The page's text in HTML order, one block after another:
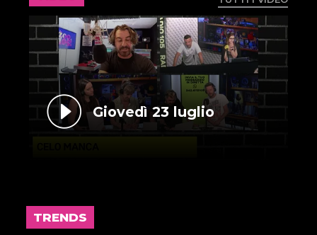
Giovedì 23 luglio
TRENDS17 LUGLIO 2026